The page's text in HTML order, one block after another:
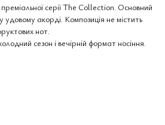
серії The Collection. Основний
акорді. Композиція не містить
нот.
сезон і вечірній формат носіння.